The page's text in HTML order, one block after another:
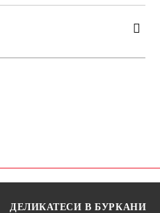
ДЕЛИКАТЕСИ В БУРКАНИ